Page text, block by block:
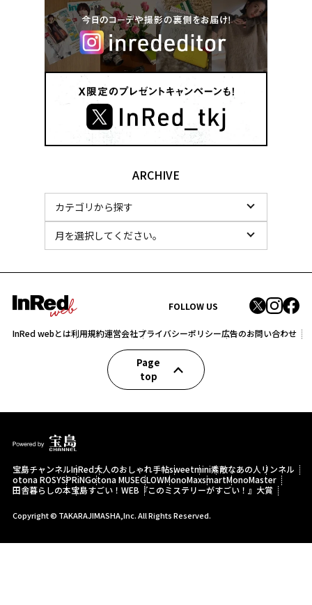
ARCHIVE
FOLLOW US
InRed webとは利用規約運営会社プライバシーポリシー広告のお問い合わせ
Page
top
宝島チャンネルInRed大人のおしゃれ手帖sweetmini素敵なあの人 リンネル
otona ROSYSPRiNGotona MUSEGLOWMonoMaxsmartMonoMaster
田舎暮らしの本宝島すごい！WEB 『このミステリーがすごい！』大賞
Copyright © TAKARAJIMASHA,Inc. All Rights Reserved.